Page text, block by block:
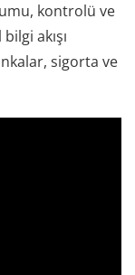
kontrolü ve
akışı
sigorta ve